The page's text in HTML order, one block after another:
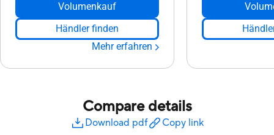
Volumenkauf
Händler finden
Mehr erfahren
Compare details
Download pdf Copy link